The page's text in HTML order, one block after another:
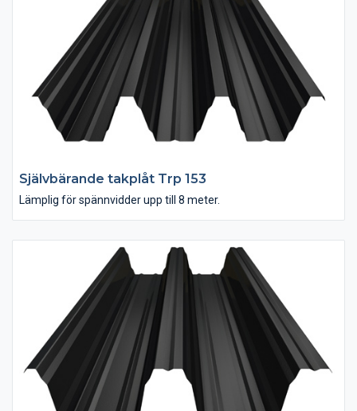
eller kallvalsad stålplåt som rostar vackert brunt. Välj till
hörnplåtar, skarvplåtar, runda former eller andra material.
Tillverkas i olika höjder och tjocklekar.
Självbärande takplåt Trp 153
Lämplig för spännvidder upp till 8 meter.